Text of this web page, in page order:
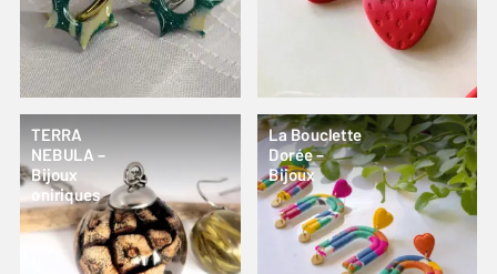
TERRA
NEBULA –
Bijoux
oniriques
La Bouclette
Dorée –
Bijoux